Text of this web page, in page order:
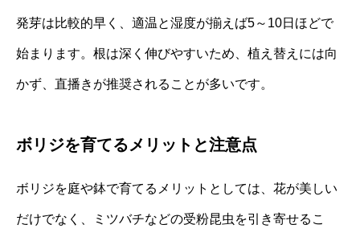
発芽は比較的早く、適温と湿度が揃えば5～10日ほどで
始まります。根は深く伸びやすいため、植え替えには向
かず、直播きが推奨されることが多いです。
ボリジを育てるメリットと注意点
ボリジを庭や鉢で育てるメリットとしては、花が美しい
だけでなく、ミツバチなどの受粉昆虫を引き寄せるこ